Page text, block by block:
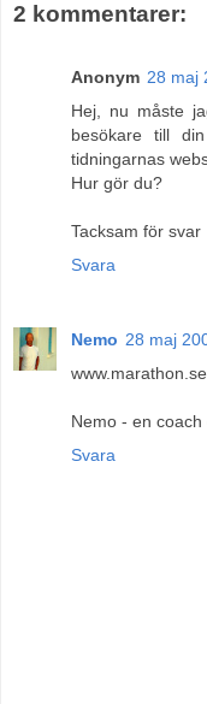
2 kommentarer:
Anonym 28 maj
Hej, nu måste
besökare till
tidningarnas
Hur gör du?
Tacksam för svar
Svara
Nemo 28 maj
Nemo - en
Svara